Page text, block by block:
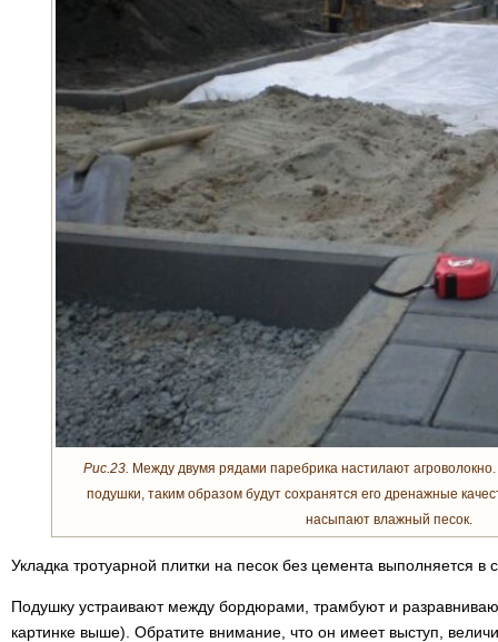
Рис.23. Между двумя рядами паребрика настилают
подушки, таким образом будут сохранятся его дренажные
насыпают влажный песок.
Укладка тротуарной плитки на песок без цемента выполняется
Подушку устраивают между бордюрами, трамбуют и
картинке выше). Обратите внимание, что он имеет выступ,